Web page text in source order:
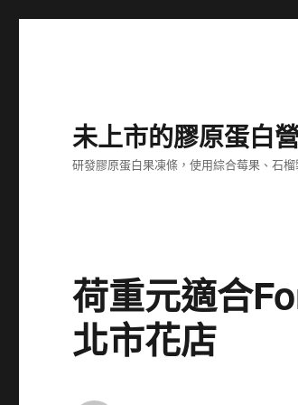
未上市的膠原蛋白
研發膠原蛋白果凍條，使用綜合莓果、石
荷重元適合
北市花店